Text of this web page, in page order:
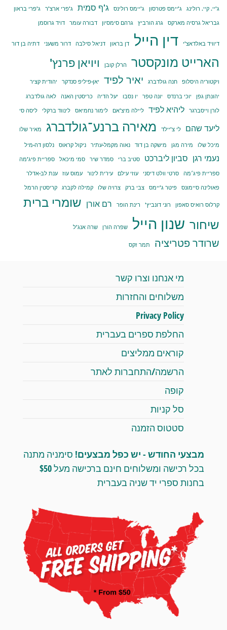
ג'יי. קיי. רולינג ג'יימס פטרסון ג'יימס רולינס ג'ף סמית ג'פרי ארצ'ר
ג'פרי בראון
גבריאל גרסיה מארקס
גרג הורביץ גרהם סימסיון דבורה עומר דויד גרוסמן
דיוויד באלדאצ'י דין הייל דן בראון דניאל סילבה דרור משעני דתיה בן דור
הארייט מונקסטר הרלן קובן ויויאן פרנץ'
ויקטוריה היסלופ חנה גולדברג יאיר לפיד יאן-פיליפ סנדקר יהודית קציר
יהונתן גפן יוכי ברנדס יונה טפר יו נסבו יעל הדיה כריסטין האנה
לאה גולדברג
לורן וייסברגר
ליהיא לפיד ליילה מיצ'אם לימור נחמיאס לינווד ברקלי ליסה סי
ליעד שהם לי צ'יילד מאירה ברנע־גולדברג מאיר שלו
מיכל שלו מירה מגן מישקה בן דוד נאוה מקמל-עתיר ניקול קראוס נלסון דה-מיל
נעמי רגן סביון ליברכט סטיב ברי סמדר שיר סמי מיכאל
ספריית פיג'מה
ספריית פיג׳מה
סרטי וולט דיסני עוזי עילם עירית לינור עמוס עוז
ענת לב-אדלר
פאולינה סיימונס
פיטר ג'יימס צבי ברק צרויה שלו קמילה לקברג קריסטין הרמל
קרלוס רואיס סאפון רוני דונביץ' רינת הופר רם אורן שומרי ברית
שיחור שנון הייל שפרה הורן שרה אנג'ל
שרודר פטריציה תמר זקס
מי אנחנו וצרו קשר
משלוחים והחזרות
Privacy Policy
החלפת ספרים בעברית
קוראים ממליצים
הרשמה/התחברות לאתר
קופה
סל קניות
סטטוס הזמנה
מבצעי החודש - יש כפל מבצעים! סימניה מתנה
בכל רכישה ומשלוחים חינם ברכישה מעל $50
בחנות ספרי יד שניה בעברית